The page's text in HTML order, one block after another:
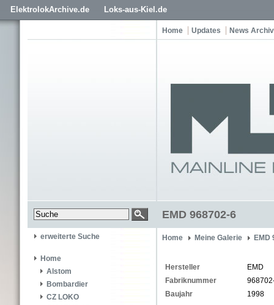
ElektrolokArchive.de Loks-aus-Kiel.de
Home Updates News Archiv
EMD 968702-6
erweiterte Suche
Home
Alstom
Bombardier
CZ LOKO
Home Meine Galerie EMD
Hersteller
EMD
Fabriknummer
Baujahr
1998